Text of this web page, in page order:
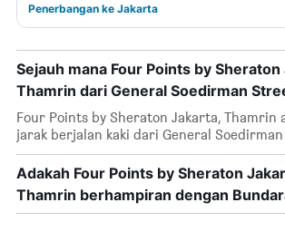
Penerbangan ke Jakarta
Sejauh mana Four Points by Sheraton
Thamrin dari General Soedirman
Four Points by Sheraton Jakarta, Thamrin
jarak berjalan kaki dari General
Adakah Four Points by Sheraton
Thamrin berhampiran dengan